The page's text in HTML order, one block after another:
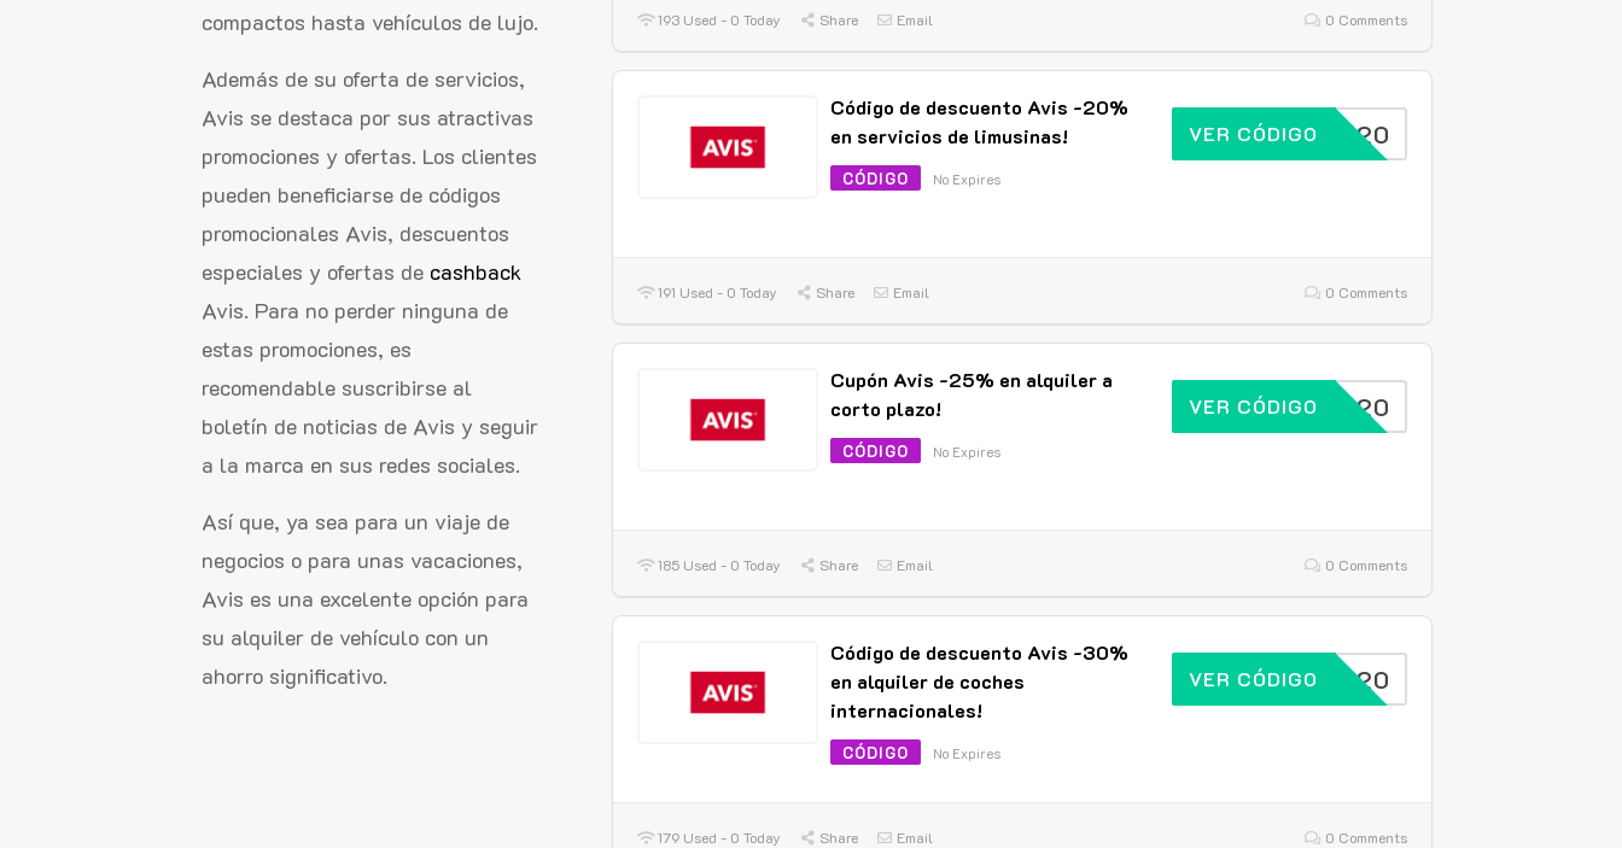
193 Used - 0 Today Share Email 0 Comments
Código de descuento Avis -20%
en servicios de limusinas!
CÓDIGO No Expires
SPSAVE20
VER CÓDIGO
191 Used - 0 Today Share Email 0 Comments
Cupón Avis -25% en alquiler a
corto plazo!
CÓDIGO No Expires
SPSAVE20
VER CÓDIGO
185 Used - 0 Today Share Email 0 Comments
Código de descuento Avis -30%
en alquiler de coches
internacionales!
CÓDIGO No Expires
SPSAVE20
VER CÓDIGO
179 Used - 0 Today Share Email 0 Comments
compactos hasta vehículos de lujo.
Además de su oferta de servicios,
Avis se destaca por sus atractivas
promociones y ofertas. Los clientes
pueden beneficiarse de códigos
promocionales Avis, descuentos
especiales y ofertas de cashback
Avis. Para no perder ninguna de
estas promociones, es
recomendable suscribirse al
boletín de noticias de Avis y seguir
a la marca en sus redes sociales.
Así que, ya sea para un viaje de
negocios o para unas vacaciones,
Avis es una excelente opción para
su alquiler de vehículo con un
ahorro significativo.